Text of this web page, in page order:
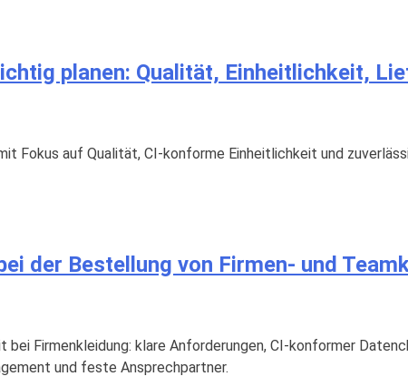
planen: Qualität, Einheitlichkeit,
Fokus auf Qualität, CI-konforme Einheitlichkeit und
der Bestellung von Firmen- und
bei Firmenkleidung: klare Anforderungen, CI-konformer
und feste Ansprechpartner.